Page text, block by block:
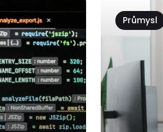
Průmysl